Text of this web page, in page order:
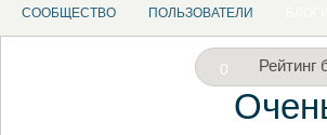
СООБЩЕСТВО ПОЛЬЗОВАТЕЛИ
0 Рейтинг